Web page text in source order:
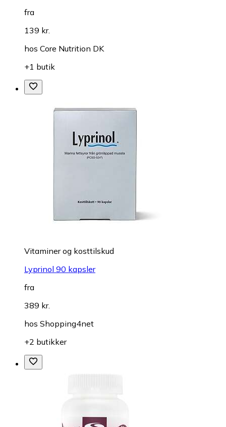
fra
139 kr.
hos Core Nutrition DK
+1 butik
Vitaminer og kosttilskud
Lyprinol 90 kapsler
fra
389 kr.
hos Shopping4net
+2 butikker